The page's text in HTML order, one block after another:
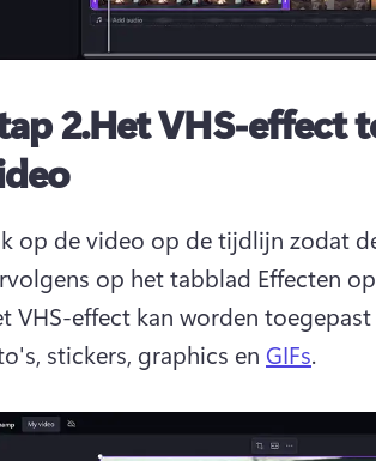
2.Het VHS-effect
op de video op de tijdlijn zodat
op het tabblad Effecten
VHS-effect kan worden
stickers, graphics en GIFs.